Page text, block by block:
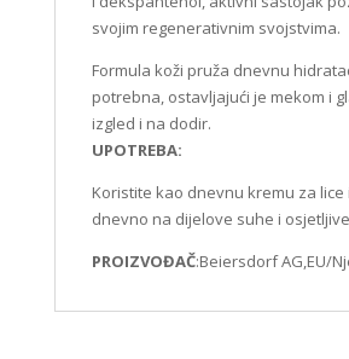
svojim regenerativnim svojstvima.
Formula koži pruža dnevnu
potrebna, ostavljajući je mekom i
izgled i na dodir.
UPOTREBA:
Koristite kao dnevnu kremu za
dnevno na dijelove suhe i
PROIZVOĐAČ:Beiersdorf AG,EU/